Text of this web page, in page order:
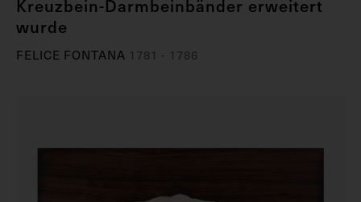
Kreuzbein-Darmbeinbänder erweitert
wurde
FELICE FONTANA 1781 - 1786